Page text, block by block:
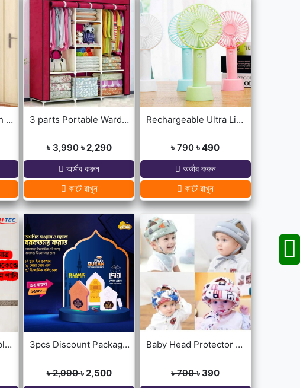
7-Layer Folding Cloth Shoe Rack 3 parts Portable Wardrobe cloth storage
৳ 3,990৳ 2,290
অর্ডার করুন
কার্টে রাখুন
Rechargeable Ultra Lightweight Handheld 3-Speed Mini USB Fan
৳ 790৳ 490
অর্ডার করুন
কার্টে রাখুন
H-TEC Instant Portable Geyser 3pcs Discount Package (Dua Door Bell, Islamic Calling Bell, Plug In Quran)
৳ 2,990৳ 2,500
Baby Head Protector Cap Child Walking Safety
৳ 790৳ 390